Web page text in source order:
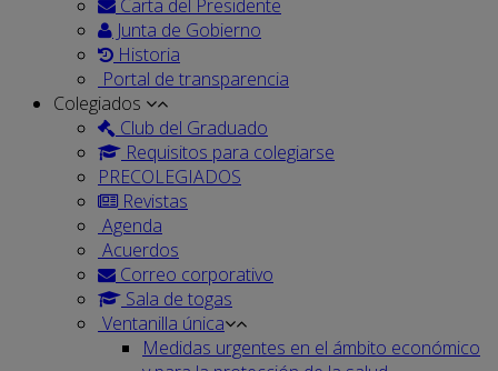
Carta del Presidente
Junta de Gobierno
Historia
Portal de transparencia
Colegiados
Club del Graduado
Requisitos para colegiarse
PRECOLEGIADOS
Revistas
Agenda
Acuerdos
Correo corporativo
Sala de togas
Ventanilla única
Medidas urgentes en el ámbito económico